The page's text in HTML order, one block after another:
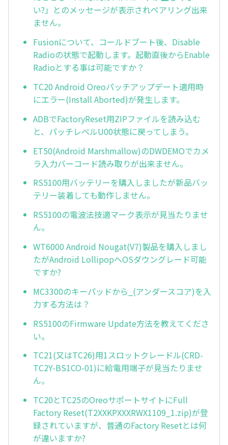
い?」とのメッセージが表示されペアリング出来
ません。
Fusionについて、コールドブート後、Disable
Radioの状態で起動します。起動直後からEnable
Radioとする事は可能ですか？
TC20 Android Oreoパッチアップデート適用時
にエラー(Install Aborted)が発生します。
ADBでFactoryReset用ZIPファイルを読み込む
と、パッチレベルU00状態に戻ってしまう。
ET50(Android Marshmallow)のDWDEMOでカメ
ラ入力バーコード読み取りが出来ません。
RS5100用バッテリーを購入しましたが新品バッ
テリー装着しても動作しません。
RS5100の電波法技適マーク表示が見当たりませ
ん。
WT6000 Android Nougat(V7)製品を購入しまし
たがAndroid LollipopへOSダウングレード可能
ですか?
MC3300のキーパッドから_(アンダースコア)を入
力する方法は？
RS5100のFirmware Update方法を教えてくださ
い。
TC21(又はTC26)用1スロットクレードル(CRD-
TC2Y-BS1CO-01)に給電用端子が見当たりませ
ん。
TC20とTC25のOreoサポートサイトにFull
Factory Reset(T2XXKPXXXRWX1109_1.zip)が登
録されていますが、普通のFactory Resetとは何
が違いますか?